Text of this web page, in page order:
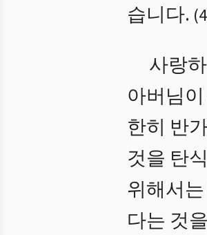
습니다. (
사랑
아버님
한히 반
것을 탄
위해서
다는 것